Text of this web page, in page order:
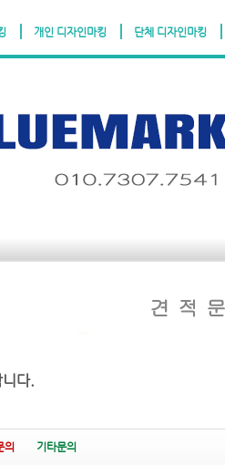
개인 디자인마킹 단체 디자인마킹
다.
의 기타문의